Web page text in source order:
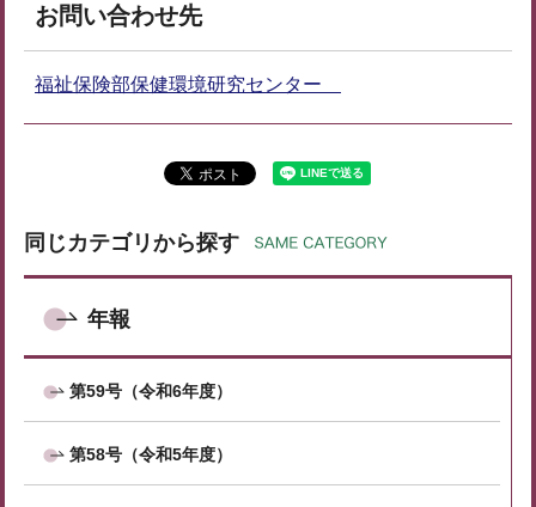
お問い合わせ先
福祉保険部保健環境研究センター
同じカテゴリから探す
年報
第59号（令和6年度）
第58号（令和5年度）